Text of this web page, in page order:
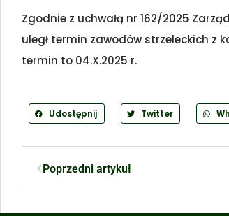
Zgodnie z uchwałą nr 162/2025
uległ termin zawodów strzeleckich z
termin to 04.X.2025 r.
Udostępnij Twitter
Poprzedni artykuł